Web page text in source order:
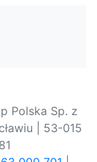
Polska Sp. z
| 53-015